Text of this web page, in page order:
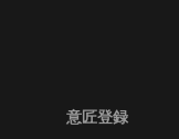
意匠登録